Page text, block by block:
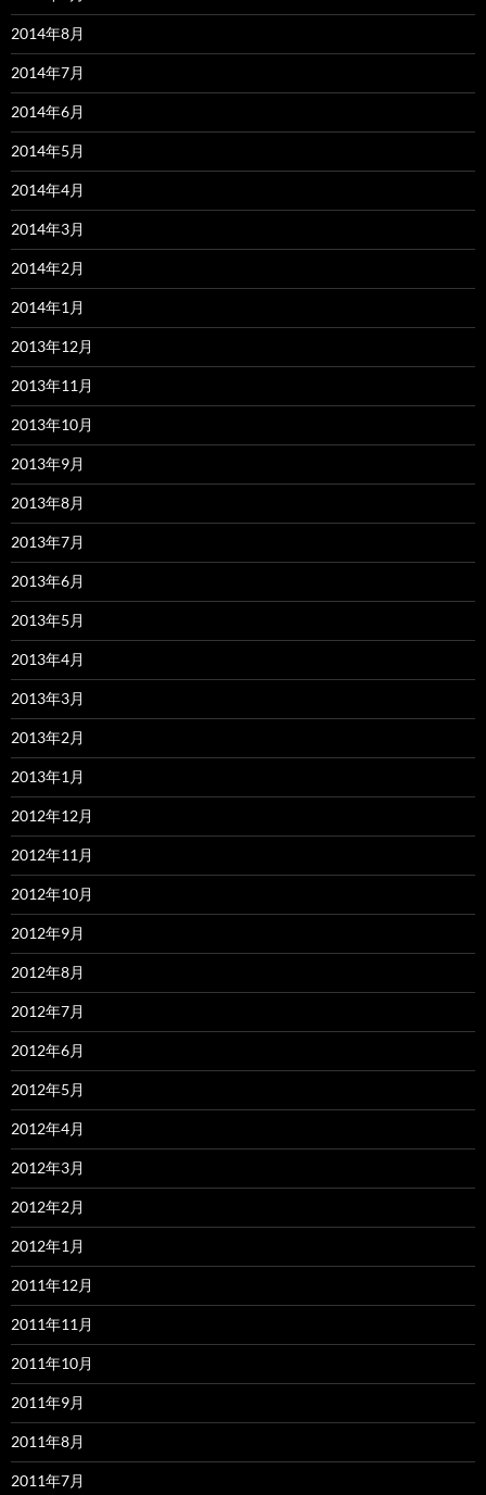
2014年8月
2014年7月
2014年6月
2014年5月
2014年4月
2014年3月
2014年2月
2014年1月
2013年12月
2013年11月
2013年10月
2013年9月
2013年8月
2013年7月
2013年6月
2013年5月
2013年4月
2013年3月
2013年2月
2013年1月
2012年12月
2012年11月
2012年10月
2012年9月
2012年8月
2012年7月
2012年6月
2012年5月
2012年4月
2012年3月
2012年2月
2012年1月
2011年12月
2011年11月
2011年10月
2011年9月
2011年8月
2011年7月